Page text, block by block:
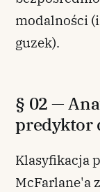
modalności
guzek).
§ 02 —
predyktor
Klasyfikacja
McFarlane'a